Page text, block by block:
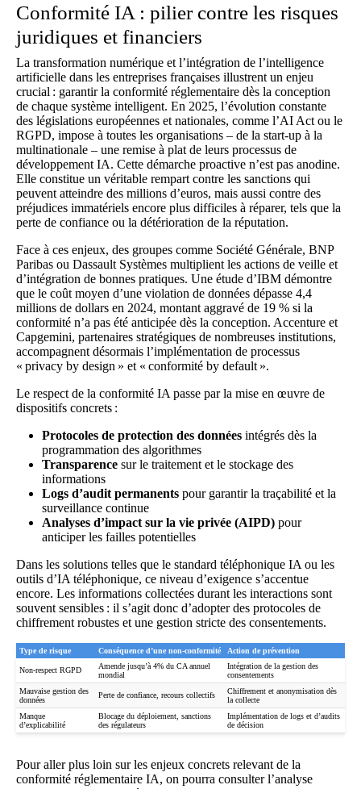
Conformité IA : pilier contre les risques
juridiques et financiers
La transformation numérique et l’intégration de l’intelligence
artificielle dans les entreprises françaises illustrent un enjeu
crucial : garantir la conformité réglementaire dès la conception
de chaque système intelligent. En 2025, l’évolution constante
des législations européennes et nationales, comme l’AI Act ou le
RGPD, impose à toutes les organisations – de la start-up à la
multinationale – une remise à plat de leurs processus de
développement IA. Cette démarche proactive n’est pas anodine.
Elle constitue un véritable rempart contre les sanctions qui
peuvent atteindre des millions d’euros, mais aussi contre des
préjudices immatériels encore plus difficiles à réparer, tels que la
perte de confiance ou la détérioration de la réputation.
Face à ces enjeux, des groupes comme Société Générale, BNP
Paribas ou Dassault Systèmes multiplient les actions de veille et
d’intégration de bonnes pratiques. Une étude d’IBM démontre
que le coût moyen d’une violation de données dépasse 4,4
millions de dollars en 2024, montant aggravé de 19 % si la
conformité n’a pas été anticipée dès la conception. Accenture et
Capgemini, partenaires stratégiques de nombreuses institutions,
accompagnent désormais l’implémentation de processus
« privacy by design » et « conformité by default ».
Le respect de la conformité IA passe par la mise en œuvre de
dispositifs concrets :
Protocoles de protection des données intégrés dès la
programmation des algorithmes
Transparence sur le traitement et le stockage des
informations
Logs d’audit permanents pour garantir la traçabilité et la
surveillance continue
Analyses d’impact sur la vie privée (AIPD) pour
anticiper les failles potentielles
Dans les solutions telles que le standard téléphonique IA ou les
outils d’IA téléphonique, ce niveau d’exigence s’accentue
encore. Les informations collectées durant les interactions sont
souvent sensibles : il s’agit donc d’adopter des protocoles de
chiffrement robustes et une gestion stricte des consentements.
Type de risque Conséquence d’une non-conformité Action de prévention
Non-respect RGPD
Amende jusqu’à 4% du CA annuel
mondial
Intégration de la gestion des
consentements
Mauvaise gestion des
données
Perte de confiance, recours collectifs
Chiffrement et anonymisation dès
la collecte
Manque
d’explicabilité
Blocage du déploiement, sanctions
des régulateurs
Implémentation de logs et d’audits
de décision
Pour aller plus loin sur les enjeux concrets relevant de la
conformité réglementaire IA, on pourra consulter l’analyse